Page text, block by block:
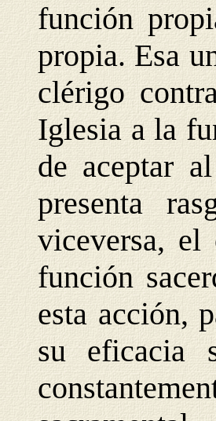
función
propia. Esa
clérigo
Iglesia a la
de aceptar
presenta
viceversa,
función
esta acción,
su eficacia